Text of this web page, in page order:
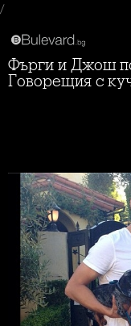
/
Фърги и Джош позират с "дъщеричката си" до
Говорещия с